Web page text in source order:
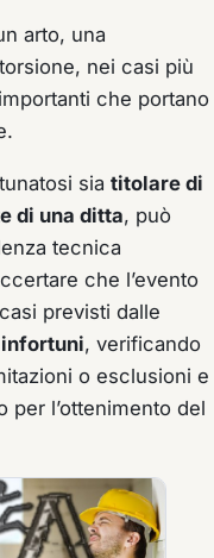
arto, una
nei casi più
che portano
sia titolare di
di una ditta, può
tecnica
che l’evento
previsti dalle
, verificando
o esclusioni e
l’ottenimento del